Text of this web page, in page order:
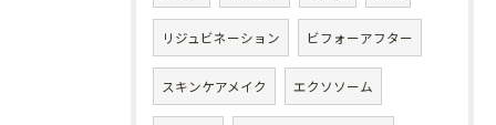
リジュビネーション ビフォーアフター
スキンケアメイク エクソソーム